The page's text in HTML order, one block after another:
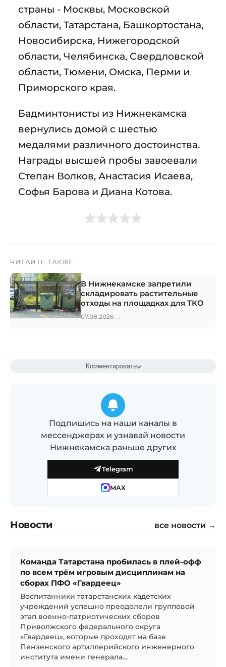
страны - Москвы, Московской
области, Татарстана, Башкортостана,
Новосибирска, Нижегородской
области, Челябинска, Свердловской
области, Тюмени, Омска, Перми и
Приморского края.
Бадминтонисты из Нижнекамска
вернулись домой с шестью
медалями различного достоинства.
Награды высшей пробы завоевали
Степан Волков, Анастасия Исаева,
Софья Барова и Диана Котова.
ЧИТАЙТЕ ТАКЖЕ
В Нижнекамске запретили
складировать растительные
отходы на площадках для ТКО
07.08.2026 →
Комментировать
Подпишись на наши каналы в
мессенджерах и узнавай новости
Нижнекамска раньше других
Telegram
MAX
Новости все новости →
Команда Татарстана пробилась в плей-офф
по всем трём игровым дисциплинам на
сборах ПФО «Гвардеец»
Воспитанники татарстанских кадетских
учреждений успешно преодолели групповой
этап военно-патриотических сборов
Приволжского федерального округа
«Гвардеец», которые проходят на базе
Пензенского артиллерийского инженерного
института имени генерала...